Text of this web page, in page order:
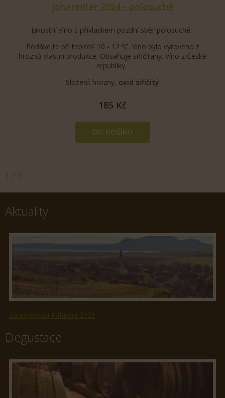
Johanniter 2024 - polosuché
Jakostní víno s přívlaskem pozdní sběr polosuché.
Podávejte při teplotě 10 - 12 ºC. Víno bylo vyroveno z
hroznů vlastní produkce. Obsahuje siřičitany. Víno z České
republiky.
Složení: hrozny, oxid siřičitý
185 Kč
1 2 3
Aktuality
Za popickou Pálavou 2025
Degustace